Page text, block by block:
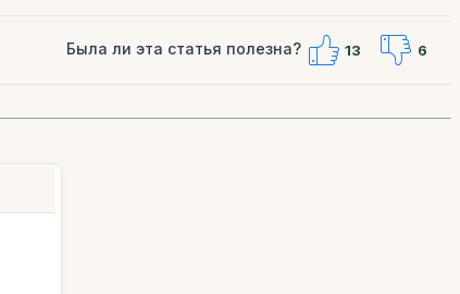
Была ли эта статья полезна? 13 6